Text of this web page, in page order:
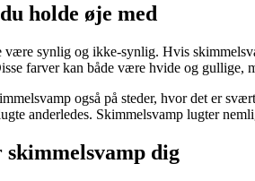
holde øje med
være synlig og ikke-synlig. Hvis
farver kan både være hvide og gullige,
også på steder, hvor det er
anderledes. Skimmelsvamp lugter
dig